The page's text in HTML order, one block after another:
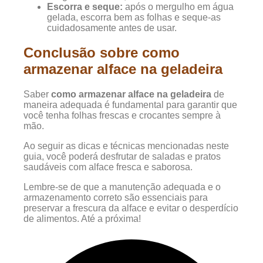
Escorra e seque: após o mergulho em água
gelada, escorra bem as folhas e seque-as
cuidadosamente antes de usar.
Conclusão sobre como
armazenar alface na geladeira
Saber como armazenar alface na geladeira de
maneira adequada é fundamental para garantir que
você tenha folhas frescas e crocantes sempre à
mão.
Ao seguir as dicas e técnicas mencionadas neste
guia, você poderá desfrutar de saladas e pratos
saudáveis com alface fresca e saborosa.
Lembre-se de que a manutenção adequada e o
armazenamento correto são essenciais para
preservar a frescura da alface e evitar o desperdício
de alimentos. Até a próxima!